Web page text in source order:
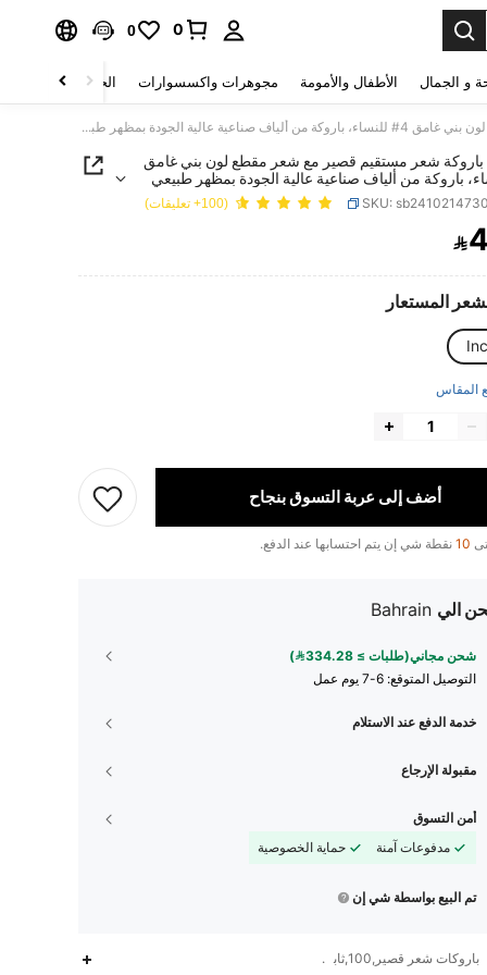
0
0
و الجمال الأطفال والأمومة مجوهرات واكسسوارات الحقائب والأمتعة
NAMM باروكة شعر مستقيم قصير مع شعر مقطع لون بني غامق 4# للنساء، باروكة من ألياف صناعية عالية الجودة بمظهر طبيعي للحفلات اليومية ومبتدئين، 12 بوصة
NAMM باروكة شعر مستقيم قصير مع شعر مقطع لون بني غامق
باروكة من ألياف صناعية عالية الجودة بمظهر طبيعي
ومبتدئين، 12 بوصة
SKU: (100+ تعليقات)
PRICE AND 
المستعار
المقاس
أضف إلى عربة التسوق بنجاح
10 نقطة شي إن يتم احتسابها عند الدفع.
الي Bahrain
شحن مجاني(طلبات ≥ 334.28)
التوصيل المتوقع: 6-7 يوم عمل
خدمة الدفع عند الاستلام
مقبولة الإرجاع
أمن التسوق
مدفوعات آمنة
حماية الخصوصية
تم البيع بواسطة شي إن
باروكات شعر قصير,100,ثابت